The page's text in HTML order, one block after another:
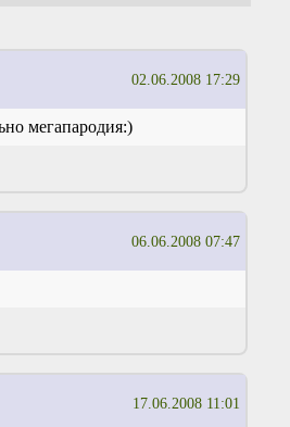
02.06.2008 17:29
мегапародия:)
06.06.2008 07:47
17.06.2008 11:01